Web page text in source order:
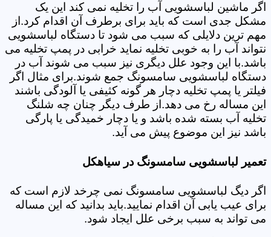
اگر ماشین لباسشویی آب را تخلیه نمی کند این یک
مشکل جدی است که باید برای برطرف آن اقدام کرد.از
مهم ترین دلایلی که سبب می شود تا دستگاه لباسشویی
نتواند آب را به خوبی تخلیه نماید خرابی در پمپ تخلیه می
باشد.با این وجود علل دیگری نیز سبب می شوند آب در
دستگاه لباسشویی سامسونگ جمع شوند.برای مثال اگر
فیلتر یا پمپ تخلیه دچار هر گونه کثیفی یا آلودگی باشند
این مساله رخ می دهد.از طرف دیگر چنان چه شلنگ
تخلیه آب بسته شده باشد و یا دچار خمیدگی یا پارگی
باشد نیز این موضوع پیش می آید.
تعمیر لباسشویی سامسونگ در سیاهکل
اگر دیگ لباسشویی سامسونگ نمی چرخد لازم است که
برای عیب یابی آن اقدام نمایید.باید بدانید که این مساله
می تواند به سبب برخی علل ایجاد شود.